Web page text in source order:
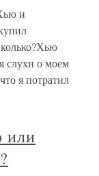
и
слухи о моем
я потратил
или